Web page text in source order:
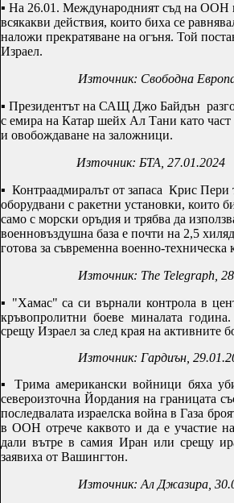
▪ На 26.01. Международният съд на ООН
всякакви действия, които биха се
наложи прекратяване на огъня. Той
Израел.
Източник: Свободна
▪ Президентът на САЩ Джо Байдън
с емира на Катар шейх Ал Тани като
и овобождаване на заложници.
Източник: БТА, 27.01.2024
▪ Контраадмиралът от запаса Крис Пери
оборудвани с ракетни установки, които
само с морски оръдия и трябва да
военновъздушна база е почти на 2,5
готова за съвременна военно-
Източник: The Telegraph ,
▪ "Хамас" са си върнали контрола в
кръвопролитни боеве миналата
срещу Израел за след края на активните
Източник: Гардиън,
▪ Трима американски войници бяха
североизточна Йордания на границата
последвалата израелска война в Газа
в ООН отрече каквото и да е участие
дали вътре в самия Иран или срещу
заявиха от Вашингтон.
Източник: Ал Джазира,